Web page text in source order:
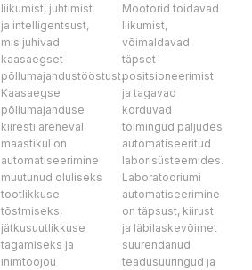
liikumist, juhtimist
ja intelligentsust,
mis juhivad
kaasaegset
põllumajandustööstust.
Kaasaegse
põllumajanduse
kiiresti areneval
maastikul on
automatiseerimine
muutunud oluliseks
tootlikkuse
tõstmiseks,
jätkusuutlikkuse
tagamiseks ja
inimtööjõu
Mootorid toidavad
liikumist,
võimaldavad
täpset
positsioneerimist
ja tagavad
korduvad
toimingud paljudes
automatiseeritud
laborisüsteemides.
Laboratooriumi
automatiseerimine
on täpsust, kiirust
ja läbilaskevõimet
suurendanud
teadusuuringud ja